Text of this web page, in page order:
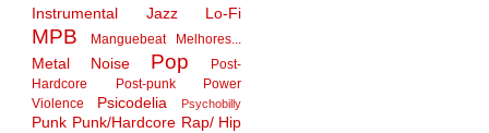
Instrumental Jazz Lo-Fi
MPB Manguebeat Melhores...
Metal Noise Pop
Post-
Hardcore
Post-punk
Power
Violence
Psicodelia Psychobilly
Punk Punk/Hardcore Rap/ Hip